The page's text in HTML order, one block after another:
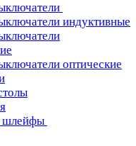
индуктивные
оптические
шлейфы